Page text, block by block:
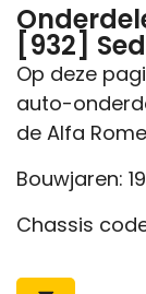
[932]
Op deze
auto-
de Alfa
Bouwjaren:
Chassis